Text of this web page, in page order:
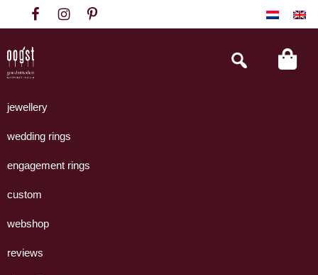
to
primary
navigation
to
content
to
footer
Goudsmeden
Amsterdam
handgemaakte
uit
eigen
Search
this
jewellery
wedding rings
engagement rings
custom
webshop
reviews